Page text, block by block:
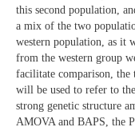
this second population,
a mix of the two
western population, as it
from the western group
facilitate comparison, the
will be used to refer to
strong genetic structure
AMOVA and BAPS, the